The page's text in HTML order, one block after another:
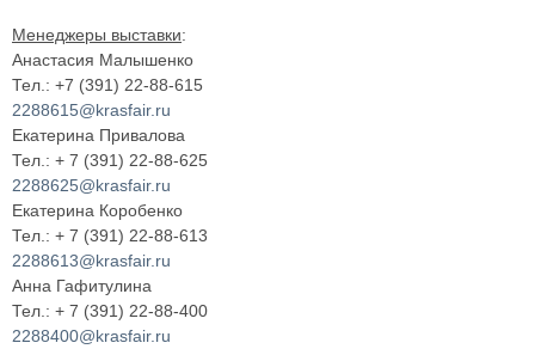
Менеджеры выставки:
Анастасия Малышенко
Тел.: +7 (391) 22-88-615
2288615@krasfair.ru
Екатерина Привалова
Тел.: + 7 (391) 22-88-625
2288625@krasfair.ru
Екатерина Коробенко
Тел.: + 7 (391) 22-88-613
2288613@krasfair.ru
Анна Гафитулина
Тел.: + 7 (391) 22-88-400
2288400@krasfair.ru